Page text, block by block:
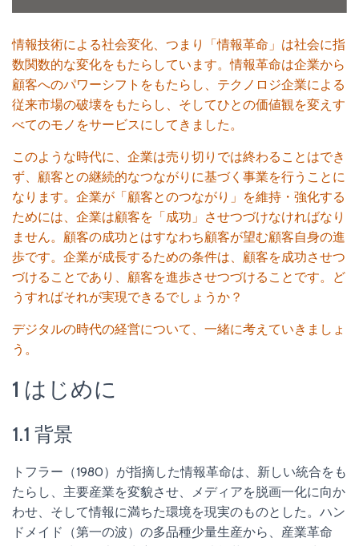
情報技術による社会変化、つまり「情報革命」は社会に指
数関数的な変化をもたらしています。情報革命は企業から
顧客へのパワーシフトをもたらし、テクノロジ企業による
従来市場の破壊をもたらし、そしてひとの価値観を変えす
べてのモノをサービスにしてきました。
このような時代に、企業は売り切りでは終わることはでき
ず、顧客との継続的なつながりに基づく事業を行うことに
なります。企業が「顧客とのつながり」を維持・強化する
ためには、企業は顧客を「成功」させつづけなければなり
ません。顧客の成功とはすなわち顧客が望む顧客自身の進
歩です。企業が成長するための条件は、顧客を成功させつ
づけることであり、顧客を進歩させつづけることです。ど
うすればそれが実現できるでしょうか？
デジタルの時代の経営について、一緒に考えていきましょ
う。
1 はじめに
1.1 背景
トフラー（1980）が指摘した情報革命は、新しい統合をも
たらし、主要産業を変貌させ、メディアを脱画一化に向か
わせ、そして情報に満ちた環境を現実のものとした。ハン
ドメイド（第一の波）の多品種少量生産から、産業革命